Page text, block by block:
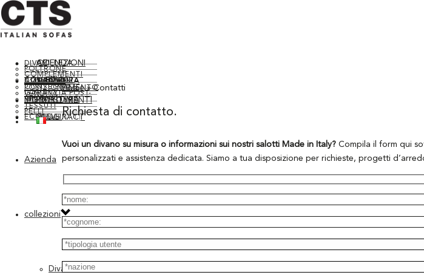
AZIENDA
COLLEZIONI
DIVANI
POLTRONE
COMPLEMENTI
COLLEZIONI STORICHE
SU MISURA
SERVIZI
CONSULENZA D’ARREDO
CONSEGNA E POSIZIONAMENTO
GARANZIA POST-VENDITA
RINNOVO IMBOTTITURA
RIVESTIMENTI
MOODBOARD
TESSUTI
PELLI
ECOPELLI
CONTRACT
NEWS
BLOG
CONTATTI
Azienda
collezioni
Divani
Home»Contatti
Richiesta di contatto.
Vuoi un divano su misura o informazioni sui nostri salotti Made in Italy? Compila il form qui
personalizzati e assistenza dedicata. Siamo a tua disposizione per richieste, progetti